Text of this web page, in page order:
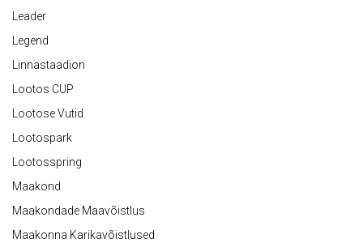
Leader
Legend
Linnastaadion
Lootos CUP
Lootose Vutid
Lootospark
Lootosspring
Maakond
Maakondade Maavõistlus
Maakonna Karikavõistlused